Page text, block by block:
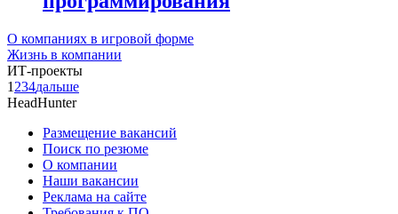
О компаниях в игровой форме
Жизнь в компании
ИТ-проекты
1 234дальше
HeadHunter
Размещение вакансий
Поиск по резюме
О компании
Наши вакансии
Реклама на сайте